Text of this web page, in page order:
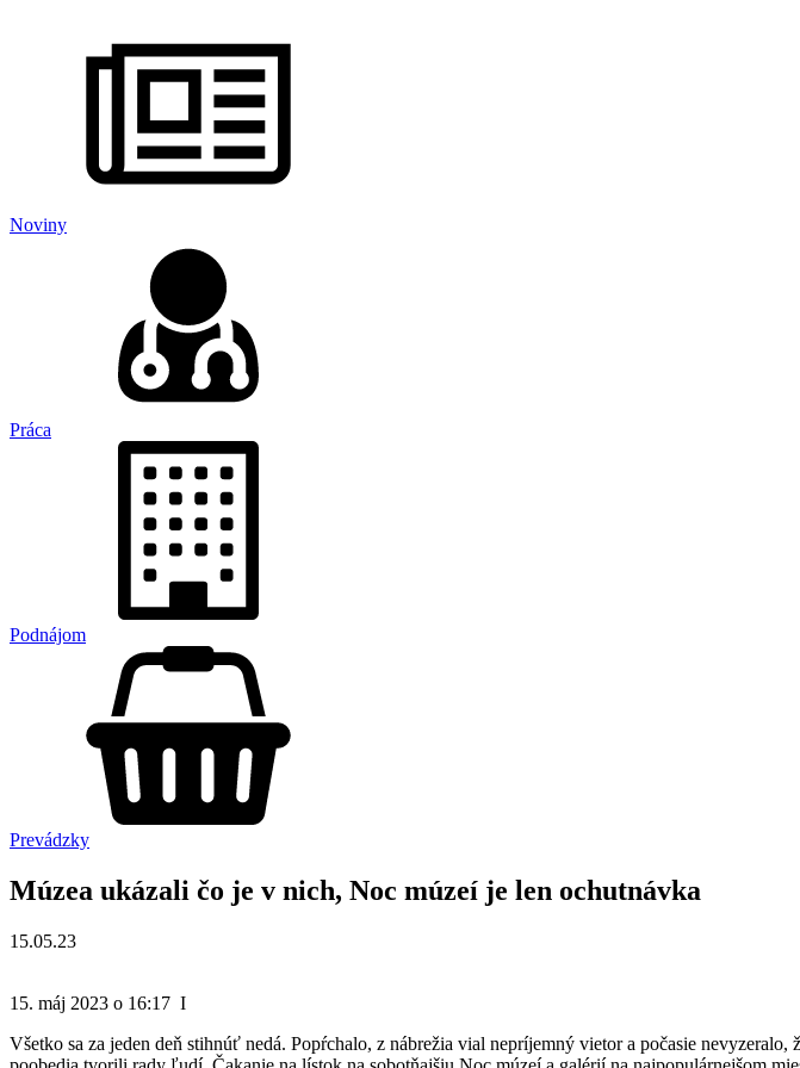
Noviny
Práca
Podnájom
Prevádzky
Múzea ukázali čo je v nich, Noc múzeí je len ochutnávka
15.05.23
15. máj 2023 o 16:17 I
Všetko sa za jeden deň stihnúť nedá. Popŕchalo, z nábrežia vial nepríjemný vietor a počasie